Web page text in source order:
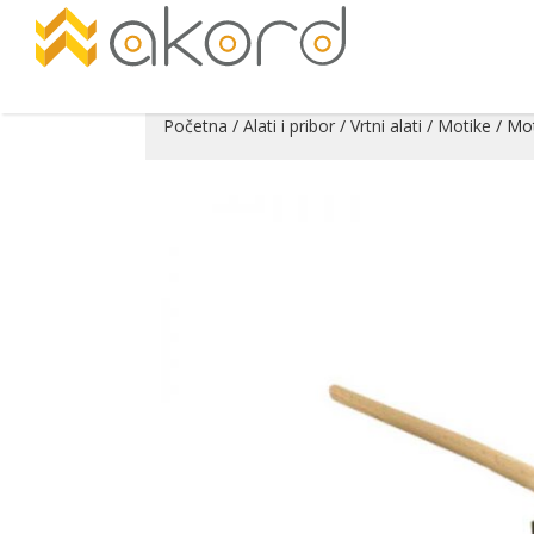
Početna / Alati i pribor / Vrtni alati / Motike /